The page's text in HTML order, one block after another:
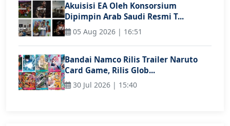
Akuisisi EA Oleh Konsorsium
Dipimpin Arab Saudi Resmi T...
05 Aug 2026 | 16:51
Bandai Namco Rilis Trailer Naruto
Card Game, Rilis Glob...
30 Jul 2026 | 15:40